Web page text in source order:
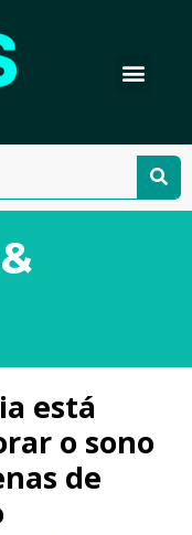
está
o sono
de